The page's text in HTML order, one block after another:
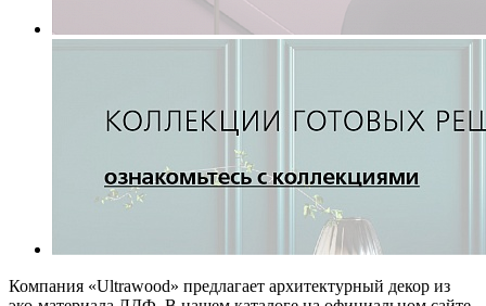
Компания «Ultrawood» предлагает архитектурный декор из